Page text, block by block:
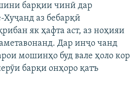
барқии чинӣ дар
аз бебарқӣ
як ҳафта аст, аз ноҳияи
Дар инҷо чанд
мошинҳо буд вале ҳоло кор
барқи онҳоро қатъ